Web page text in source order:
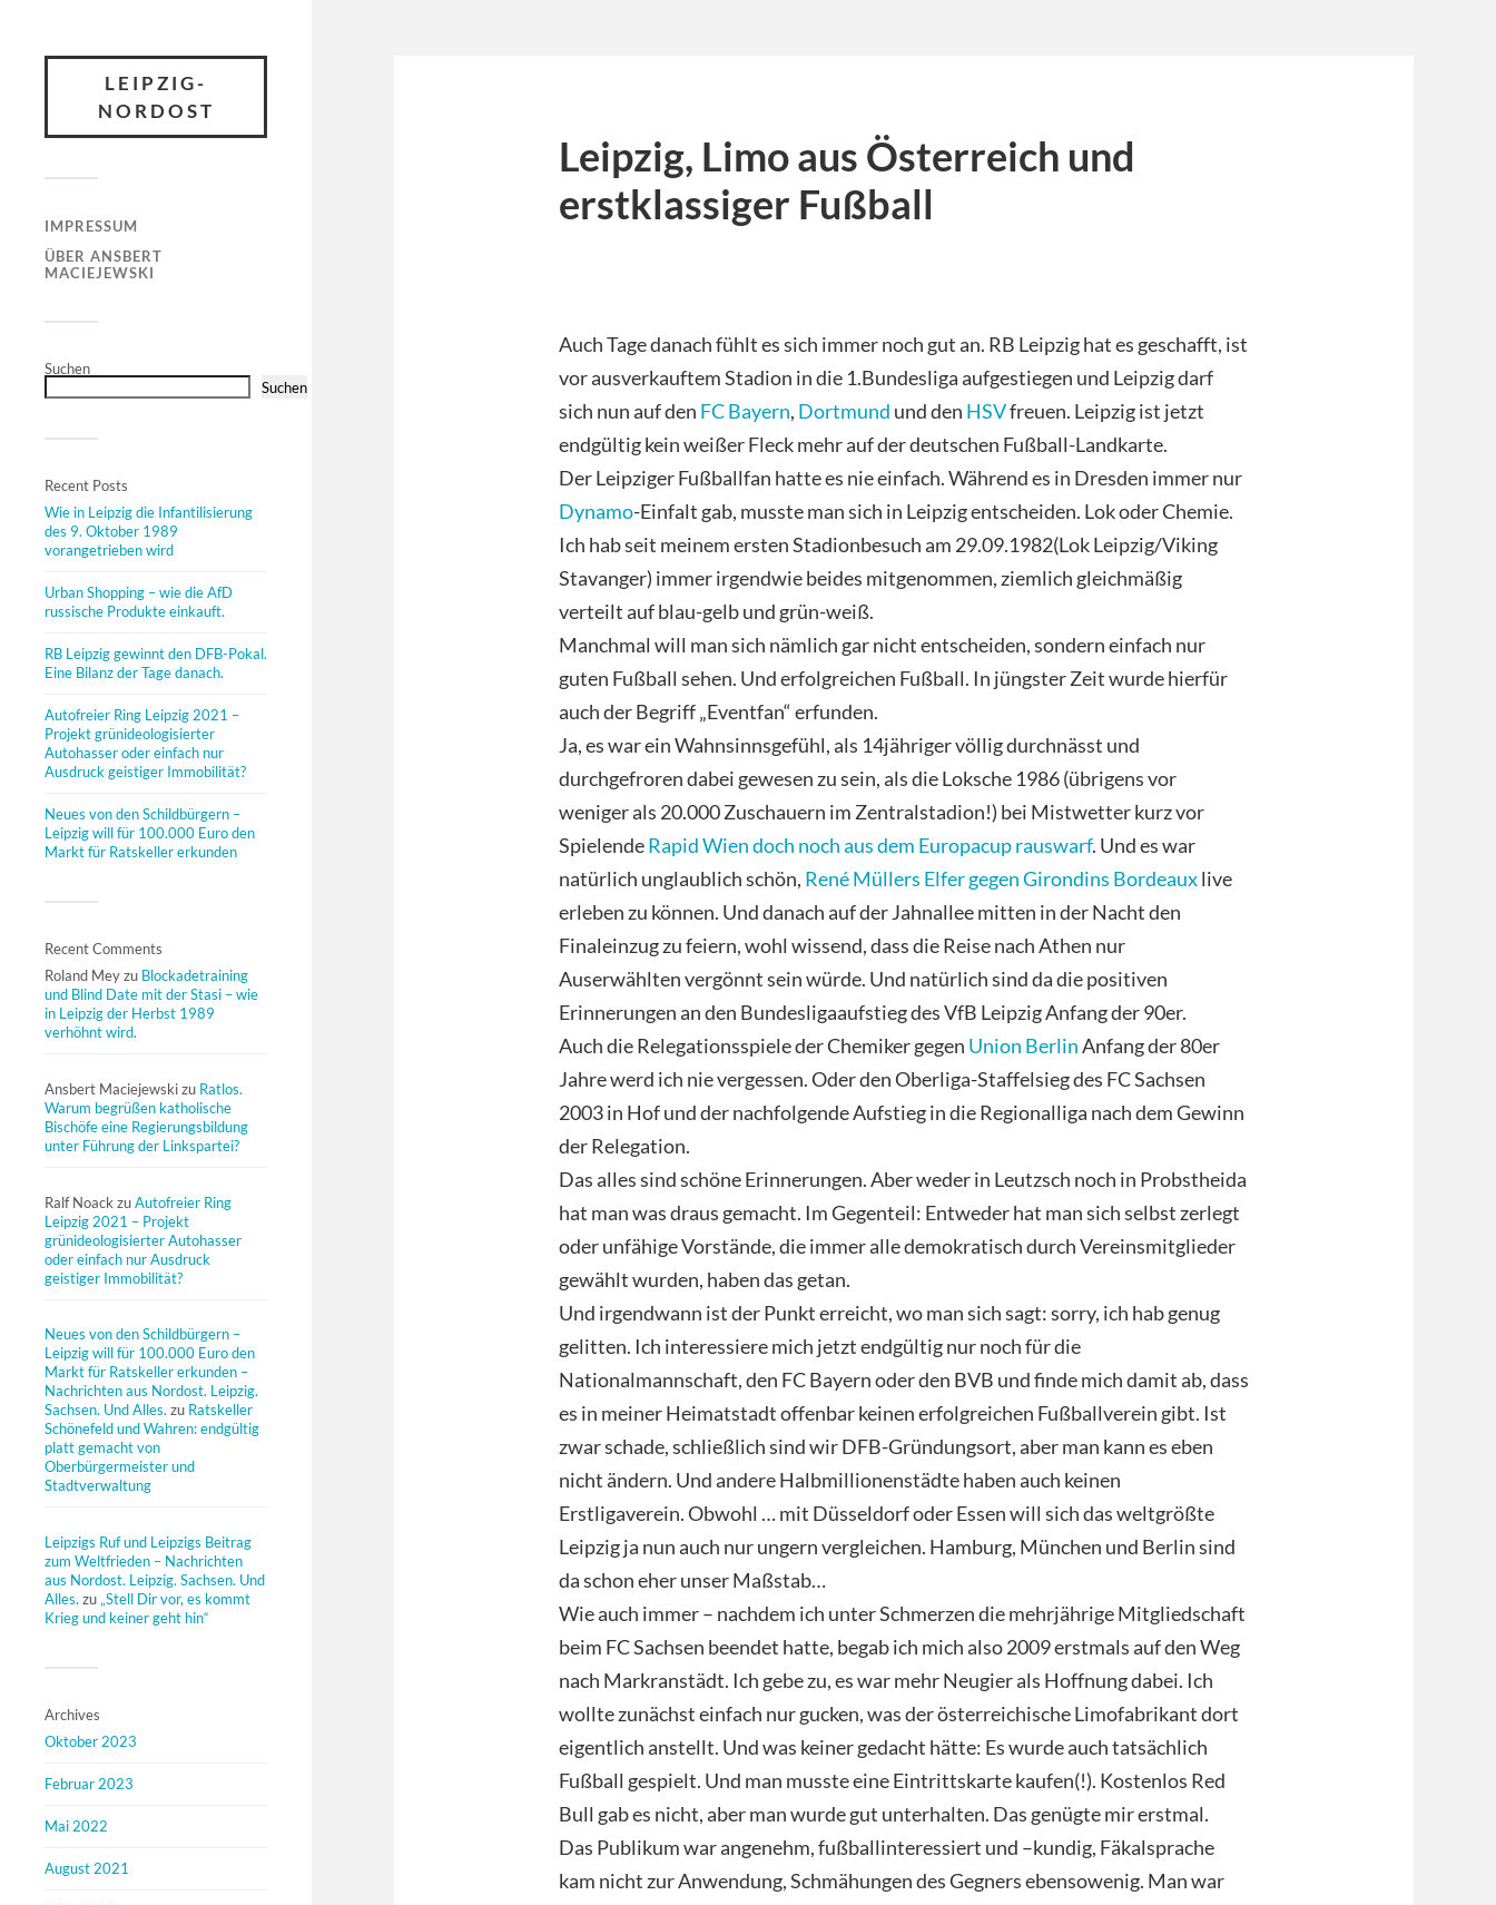
LEIPZIG-
NORDOST
IMPRESSUM
ÜBER ANSBERT
MACIEJEWSKI
Suchen
Suchen
Recent Posts
Wie in Leipzig die Infantilisierung
des 9. Oktober 1989
vorangetrieben wird
Urban Shopping – wie die AfD
russische Produkte einkauft.
RB Leipzig gewinnt den DFB-Pokal.
Eine Bilanz der Tage danach.
Autofreier Ring Leipzig 2021 –
Projekt grünideologisierter
Autohasser oder einfach nur
Ausdruck geistiger Immobilität?
Neues von den Schildbürgern –
Leipzig will für 100.000 Euro den
Markt für Ratskeller erkunden
Recent Comments
Roland Meyzu Blockadetraining
und Blind Date mit der Stasi – wie
in Leipzig der Herbst 1989
verhöhnt wird.
Ansbert Maciejewskizu Ratlos.
Warum begrüßen katholische
Bischöfe eine Regierungsbildung
unter Führung der Linkspartei?
Ralf Noack zuAutofreier Ring
Leipzig 2021 – Projekt
grünideologisierter Autohasser
oder einfach nur Ausdruck
geistiger Immobilität?
Neues von den Schildbürgern –
Leipzig will für 100.000 Euro den
Markt für Ratskeller erkunden –
Nachrichten aus Nordost. Leipzig.
Sachsen. Und Alles. zu Ratskeller
Schönefeld und Wahren: endgültig
platt gemacht von
Oberbürgermeister und
Stadtverwaltung
Leipzigs Ruf und Leipzigs Beitrag
zum Weltfrieden – Nachrichten
aus Nordost. Leipzig. Sachsen. Und
Alles. zu „Stell Dir vor, es kommt
Krieg und keiner geht hin“
Archives
Oktober 2023
Februar 2023
Mai 2022
August 2021
Leipzig, Limo aus Österreich und
erstklassiger Fußball
Auch Tage danach fühlt es sich immer noch gut an. RB Leipzig hat es geschafft, ist
vor ausverkauftem Stadion in die 1.Bundesliga aufgestiegen und Leipzig darf
sich nun auf den FC Bayern, Dortmund und den HSVfreuen. Leipzig ist jetzt
endgültig kein weißer Fleck mehr auf der deutschen Fußball-Landkarte.
Der Leipziger Fußballfan hatte es nie einfach. Während es in Dresden immer nur
Dynamo-Einfalt gab, musste man sich in Leipzig entscheiden. Lok oder Chemie.
Ich hab seit meinem ersten Stadionbesuch am 29.09.1982(Lok Leipzig/Viking
Stavanger) immer irgendwie beides mitgenommen, ziemlich gleichmäßig
verteilt auf blau-gelb und grün-weiß.
Manchmal will man sich nämlich gar nicht entscheiden, sondern einfach nur
guten Fußball sehen. Und erfolgreichen Fußball. In jüngster Zeit wurde hierfür
auch der Begriff „Eventfan“ erfunden.
Ja, es war ein Wahnsinnsgefühl, als 14jähriger völlig durchnässt und
durchgefroren dabei gewesen zu sein, als die Loksche 1986 (übrigens vor
weniger als 20.000 Zuschauern im Zentralstadion!) bei Mistwetter kurz vor
SpielendeRapid Wien doch noch aus dem Europacup rauswarf. Und es war
natürlich unglaublich schön, René Müllers Elfer gegen Girondins Bordeauxlive
erleben zu können. Und danach auf der Jahnallee mitten in der Nacht den
Finaleinzug zu feiern, wohl wissend, dass die Reise nach Athen nur
Auserwählten vergönnt sein würde. Und natürlich sind da die positiven
Erinnerungen an den Bundesligaaufstieg des VfB Leipzig Anfang der 90er.
Auch die Relegationsspiele der Chemiker gegen Union BerlinAnfang der 80er
Jahre werd ich nie vergessen. Oder den Oberliga-Staffelsieg des FC Sachsen
2003 in Hof und der nachfolgende Aufstieg in die Regionalliga nach dem Gewinn
der Relegation.
Das alles sind schöne Erinnerungen. Aber weder in Leutzsch noch in Probstheida
hat man was draus gemacht. Im Gegenteil: Entweder hat man sich selbst zerlegt
oder unfähige Vorstände, die immer alle demokratisch durch Vereinsmitglieder
gewählt wurden, haben das getan.
Und irgendwann ist der Punkt erreicht, wo man sich sagt: sorry, ich hab genug
gelitten. Ich interessiere mich jetzt endgültig nur noch für die
Nationalmannschaft, den FC Bayern oder den BVB und finde mich damit ab, dass
es in meiner Heimatstadt offenbar keinen erfolgreichen Fußballverein gibt. Ist
zwar schade, schließlich sind wir DFB-Gründungsort, aber man kann es eben
nicht ändern. Und andere Halbmillionenstädte haben auch keinen
Erstligaverein. Obwohl … mit Düsseldorf oder Essen will sich das weltgrößte
Leipzig ja nun auch nur ungern vergleichen. Hamburg, München und Berlin sind
da schon eher unser Maßstab…
Wie auch immer – nachdem ich unter Schmerzen die mehrjährige Mitgliedschaft
beim FC Sachsen beendet hatte, begab ich mich also 2009 erstmals auf den Weg
nach Markranstädt. Ich gebe zu, es war mehr Neugier als Hoffnung dabei. Ich
wollte zunächst einfach nur gucken, was der österreichische Limofabrikant dort
eigentlich anstellt. Und was keiner gedacht hätte: Es wurde auch tatsächlich
Fußball gespielt. Und man musste eine Eintrittskarte kaufen(!). Kostenlos Red
Bull gab es nicht, aber man wurde gut unterhalten. Das genügte mir erstmal.
Das Publikum war angenehm, fußballinteressiert und –kundig, Fäkalsprache
kam nicht zur Anwendung, Schmähungen des Gegners ebensowenig. Man war